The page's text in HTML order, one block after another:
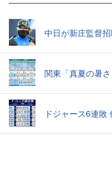
中日が新庄監督
関東「真夏の暑
ドジャース6連敗